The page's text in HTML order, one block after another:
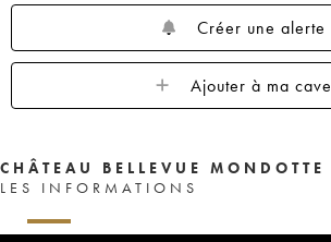
Créer une alerte
Ajouter à ma cave
CHÂTEAU BELLEVUE MONDOTTE
LES INFORMATIONS